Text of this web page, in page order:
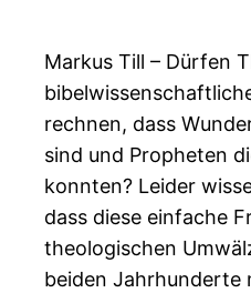
Markus Till – Dürfen
rechnen, dass
sind und Propheten
konnten? Leider
dass diese einfache
theologischen
beiden Jahrhunderte